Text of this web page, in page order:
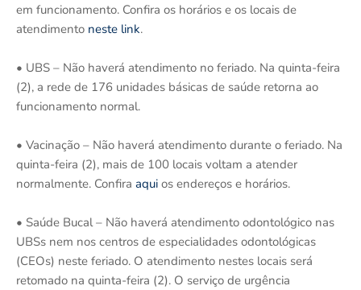
em funcionamento. Confira os horários e os locais de
atendimento neste link.
• ‌UBS – Não haverá atendimento no feriado. Na quinta-feira
(2), a rede de 176 unidades básicas de saúde retorna ao
funcionamento normal.
• Vacinação – Não haverá atendimento durante o feriado. Na
quinta-feira (2), mais de 100 locais voltam a atender
normalmente. Confira aqui os endereços e horários.
• Saúde Bucal – Não haverá atendimento odontológico nas
UBSs nem nos centros de especialidades odontológicas
(CEOs) neste feriado. O atendimento nestes locais será
retomado na quinta-feira (2). O serviço de urgência